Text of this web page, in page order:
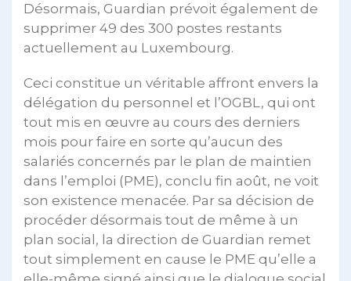
Désormais, Guardian prévoit également de
supprimer 49 des 300 postes restants
actuellement au Luxembourg.
Ceci constitue un véritable affront envers la
délégation du personnel et l’OGBL, qui ont
tout mis en œuvre au cours des derniers
mois pour faire en sorte qu’aucun des
salariés concernés par le plan de maintien
dans l’emploi (PME), conclu fin août, ne voit
son existence menacée. Par sa décision de
procéder désormais tout de même à un
plan social, la direction de Guardian remet
tout simplement en cause le PME qu’elle a